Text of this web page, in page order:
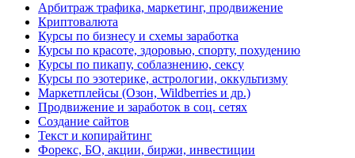
Арбитраж трафика, маркетинг, продвижение
Криптовалюта
Курсы по бизнесу и схемы заработка
Курсы по красоте, здоровью, спорту, похудению
Курсы по пикапу, соблазнению, сексу
Курсы по эзотерике, астрологии, оккультизму
Маркетплейсы (Озон, Wildberries и др.)
Продвижение и заработок в соц. сетях
Создание сайтов
Текст и копирайтинг
Форекс, БО, акции, биржи, инвестиции